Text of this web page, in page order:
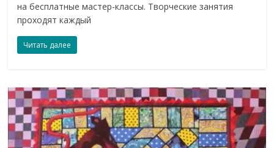
на бесплатные мастер-классы. Творческие занятия
проходят каждый
Читать далее